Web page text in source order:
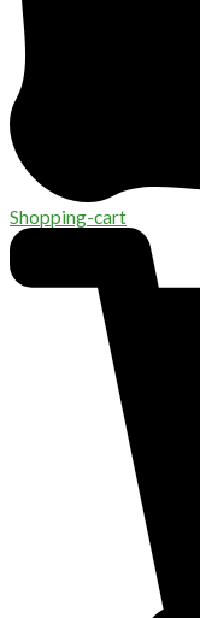
Shopping-cart